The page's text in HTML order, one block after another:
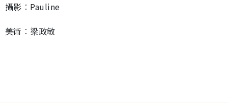
攝影︰Pauline
美術︰梁政敏